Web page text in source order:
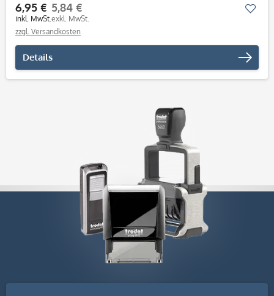
6,95 €
inkl. MwSt.
5,84 €
exkl. MwSt.
zzgl. Versandkosten
Details